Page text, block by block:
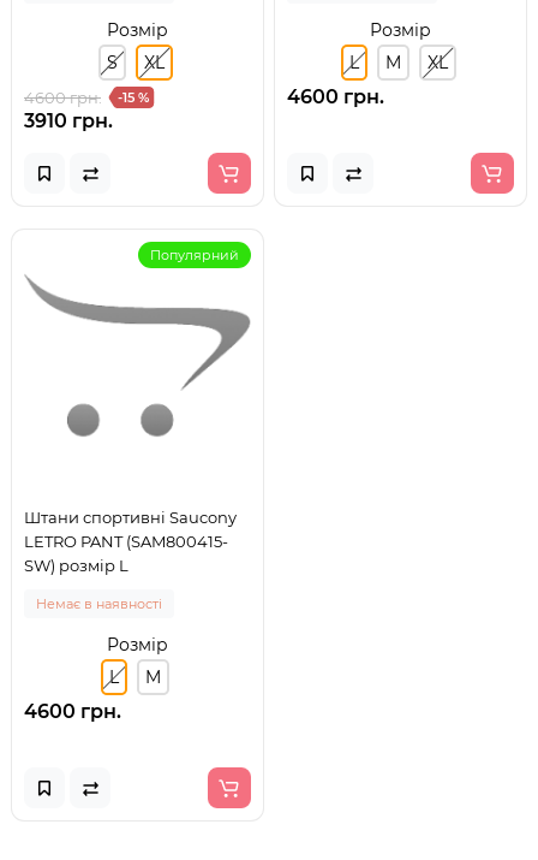
Розмір
S
XL
4600 грн. -15 %
3910 грн.
Розмір
L
M XL
4600 грн.
Популярний
Штани спортивні Saucony
LETRO PANT (SAM800415-
SW) розмір L
Немає в наявності
Розмір
L
M
4600 грн.